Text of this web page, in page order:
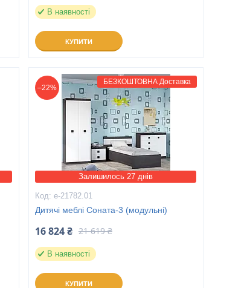
В наявності
КУПИТИ
БЕЗКОШТОВНА Доставка
–22%
Залишилось 27 днів
е-21782.01
Дитячі меблі Соната-3 (модульні)
16 824 ₴ 21 619 ₴
В наявності
КУПИТИ